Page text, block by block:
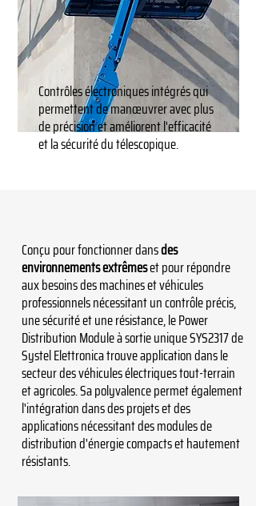
Contrôles électroniques intégrés qui
permettent de manœuvrer avec plus
de précision et améliorent l'efficacité
et la sécurité du télescopique.
Conçu pour fonctionner dansdes
environnements extrêmeset pour répondre
aux besoins des machines et véhicules
professionnels nécessitant un contrôle précis,
une sécurité et une résistance, le Power
Distribution Module à sortie unique SYS2317 de
Systel Elettronica trouve application dans le
secteur des véhicules électriques tout-terrain
et agricoles. Sa polyvalence permet également
l'intégration dans des projets et des
applications nécessitant des modules de
distribution d'énergie compacts et hautement
résistants.